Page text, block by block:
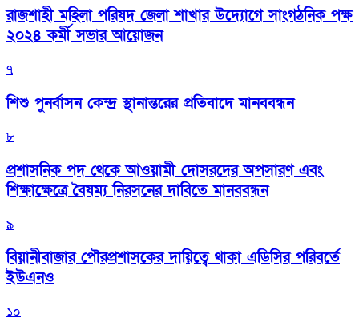
রাজশাহী মহিলা পরিষদ জেলা শাখার উদ্যোগে সাংগঠনিক পক্ষ
২০২৪ কর্মী সভার আয়োজন
৭
শিশু পুনর্বাসন কেন্দ্র স্থানান্তরের প্রতিবাদে মানববন্ধন
৮
প্রশাসনিক পদ থেকে আওয়ামী দোসরদের অপসারণ এবং
শিক্ষাক্ষেত্রে বৈষম্য নিরসনের দাবিতে মানববন্ধন
৯
বিয়ানীবাজার পৌরপ্রশাসকের দায়িত্বে থাকা এডিসির পরিবর্তে
ইউএনও
১০